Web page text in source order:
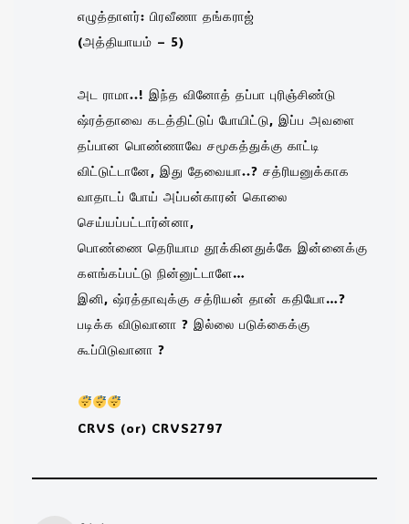
எழுத்தாளர்: பிரவீணா தங்கராஜ்
(அத்தியாயம் – 5)
அட ராமா..! இந்த வினோத் தப்பா புரிஞ்சிண்டு
ஷ்ரத்தாவை கடத்திட்டுப் போயிட்டு, இப்ப அவளை
தப்பான பொண்ணாவே சமூகத்துக்கு காட்டி
விட்டுட்டானே, இது தேவையா..? சத்ரியனுக்காக
வாதாடப் போய் அப்பன்காரன் கொலை
செய்யப்பட்டார்ன்னா,
பொண்ணை தெரியாம தூக்கினதுக்கே இன்னைக்கு
களங்கப்பட்டு நின்னுட்டாளே…
இனி, ஷ்ரத்தாவுக்கு சத்ரியன் தான் கதியோ…?
படிக்க விடுவானா ? இல்லை படுக்கைக்கு
கூப்பிடுவானா ?
CRVS (or) CRVS2797